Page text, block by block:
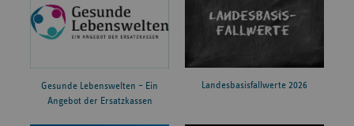
Gesunde Lebenswelten – Ein
Angebot der Ersatzkassen
Landesbasisfallwerte 2026